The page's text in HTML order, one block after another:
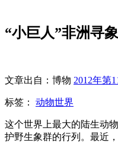
“小巨人”非洲寻象
文章出自：博物 2012年第
标签： 动物世界
这个世界上最大的陆生动
护野生象群的行列。最近